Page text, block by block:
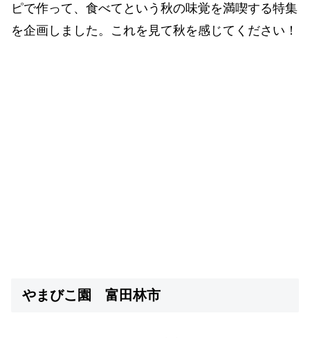
ピで作って、食べてという秋の味覚を満喫する特集
を企画しました。これを見て秋を感じてください！
やまびこ園 富田林市